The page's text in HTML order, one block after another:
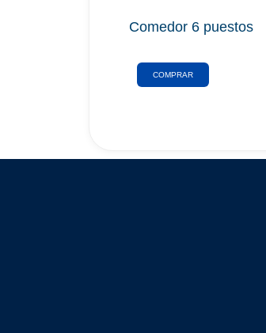
Comedor 6 puestos
COMPRAR